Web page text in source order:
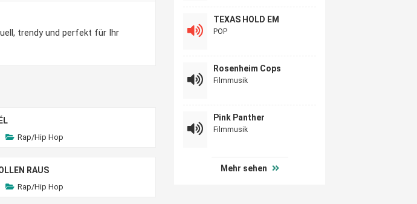
trendy und perfekt für Ihr
Rap/Hip Hop
RAUS
Rap/Hip Hop
TEXAS HOLD EM
POP
Rosenheim Cops
Filmmusik
Pink Panther
Filmmusik
Mehr sehen